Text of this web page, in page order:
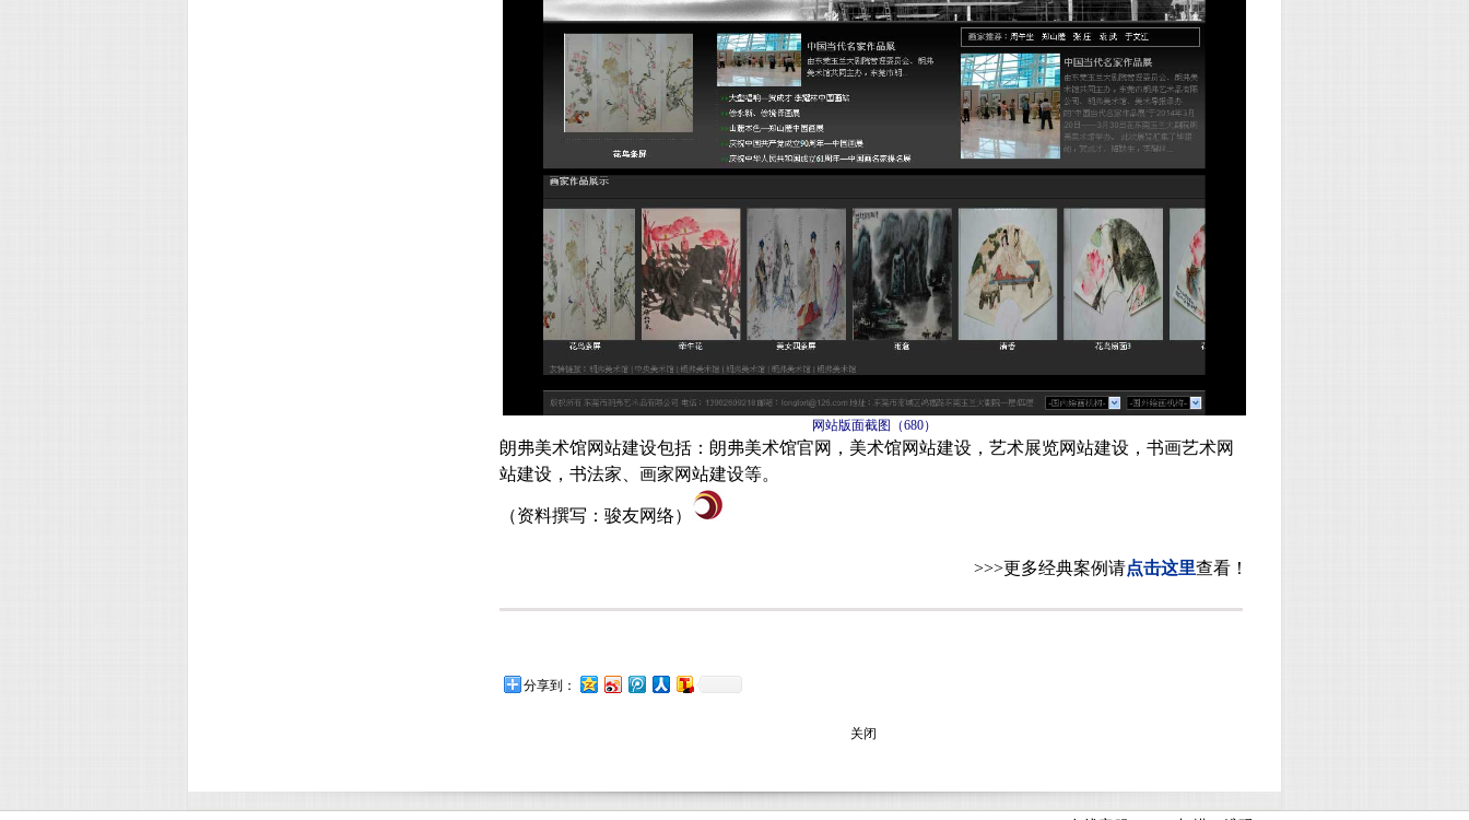
网站版面截图（680）
朗弗美术馆网站建设包括：朗弗美术馆官网，美术馆网站建设，艺术展览网站建设，书画艺术网
站建设，书法家、画家网站建设等。
（资料撰写：骏友网络）
>>>更多经典案例请点击这里查看！
分享到：
关闭